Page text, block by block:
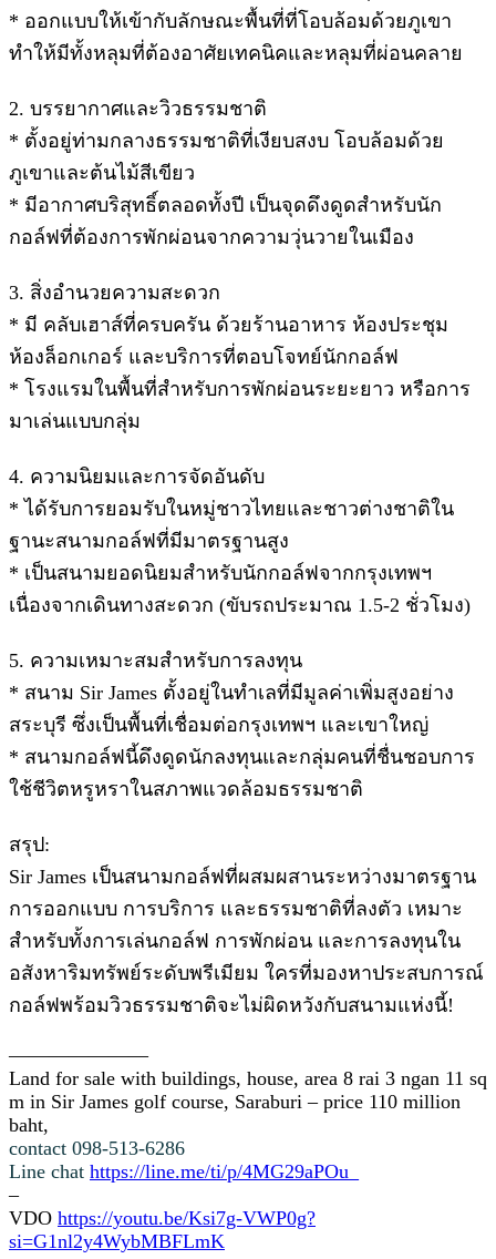
* ออกแบบให้เข้ากับลักษณะพื้นที่ที่โอบล้อมด้วยภูเขา
ทำให้มีทั้งหลุมที่ต้องอาศัยเทคนิคและหลุมที่ผ่อนคลาย
2. บรรยากาศและวิวธรรมชาติ
* ตั้งอยู่ท่ามกลางธรรมชาติที่เงียบสงบ โอบล้อมด้วย
ภูเขาและต้นไม้สีเขียว
* มีอากาศบริสุทธิ์ตลอดทั้งปี เป็นจุดดึงดูดสำหรับนัก
กอล์ฟที่ต้องการพักผ่อนจากความวุ่นวายในเมือง
3. สิ่งอำนวยความสะดวก
* มี คลับเฮาส์ที่ครบครัน ด้วยร้านอาหาร ห้องประชุม
ห้องล็อกเกอร์ และบริการที่ตอบโจทย์นักกอล์ฟ
* โรงแรมในพื้นที่สำหรับการพักผ่อนระยะยาว หรือการ
มาเล่นแบบกลุ่ม
4. ความนิยมและการจัดอันดับ
* ได้รับการยอมรับในหมู่ชาวไทยและชาวต่างชาติใน
ฐานะสนามกอล์ฟที่มีมาตรฐานสูง
* เป็นสนามยอดนิยมสำหรับนักกอล์ฟจากกรุงเทพฯ
เนื่องจากเดินทางสะดวก (ขับรถประมาณ 1.5-2 ชั่วโมง)
5. ความเหมาะสมสำหรับการลงทุน
* สนาม Sir James ตั้งอยู่ในทำเลที่มีมูลค่าเพิ่มสูงอย่าง
สระบุรี ซึ่งเป็นพื้นที่เชื่อมต่อกรุงเทพฯ และเขาใหญ่
* สนามกอล์ฟนี้ดึงดูดนักลงทุนและกลุ่มคนที่ชื่นชอบการ
ใช้ชีวิตหรูหราในสภาพแวดล้อมธรรมชาติ
สรุป:
Sir James เป็นสนามกอล์ฟที่ผสมผสานระหว่างมาตรฐาน
การออกแบบ การบริการ และธรรมชาติที่ลงตัว เหมาะ
สำหรับทั้งการเล่นกอล์ฟ การพักผ่อน และการลงทุนใน
อสังหาริมทรัพย์ระดับพรีเมียม ใครที่มองหาประสบการณ์
กอล์ฟพร้อมวิวธรรมชาติจะไม่ผิดหวังกับสนามแห่งนี้!
———————
Land for sale with buildings, house, area 8 rai 3 ngan 11 sq
m in Sir James golf course, Saraburi – price 110 million
baht,
contact 098-513-6286
Line chat https://line.me/ti/p/4MG29aPOu_
–
VDO https://youtu.be/Ksi7g-VWP0g?
si=G1nl2y4WybMBFLmK